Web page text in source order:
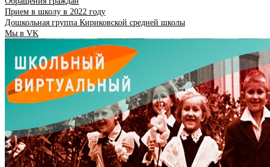
Прием в школу в 2022 году
Дошкольная группа Кириковской средней школы
Мы в VK